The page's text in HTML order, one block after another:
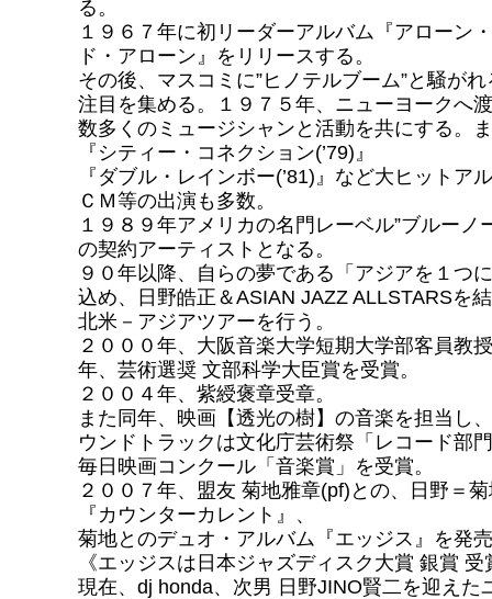
る。
１９６７年に初リーダーアルバム『アローン
ド・アローン』をリリースする。
その後、マスコミに”ヒノテルブーム”と騒が
注目を集める。１９７５年、ニューヨークへ
数多くのミュージシャンと活動を共にする。
『シティー・コネクション(’79)』
『ダブル・レインボー(’81)』など大ヒットア
ＣＭ等の出演も多数。
１９８９年アメリカの名門レーベル”ブルーノ
の契約アーティストとなる。
９０年以降、自らの夢である「アジアを１つ
込め、日野皓正＆ASIAN JAZZ ALLSTARSを
北米－アジアツアーを行う。
２０００年、大阪音楽大学短期大学部客員教
年、芸術選奨 文部科学大臣賞を受賞。
２００４年、紫綬褒章受章。
また同年、映画【透光の樹】の音楽を担当し
ウンドトラックは文化庁芸術祭「レコード部
毎日映画コンクール「音楽賞」を受賞。
２００７年、盟友 菊地雅章(pf)との、日野＝
『カウンターカレント』、
菊地とのデュオ・アルバム『エッジス』を発
《エッジスは日本ジャズディスク大賞 銀賞 受
現在、dj honda、次男 日野JINO賢二を迎えた